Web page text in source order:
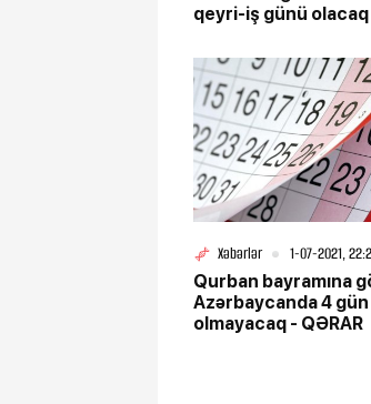
qeyri-iş günü olacaq
Xəbərlər
1-07-2021,
Qurban bayramına
Azərbaycanda 4 gün
olmayacaq - QƏRAR